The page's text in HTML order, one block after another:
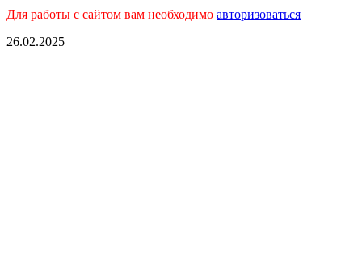
Для работы с сайтом вам необходимо авторизоваться
26.02.2025